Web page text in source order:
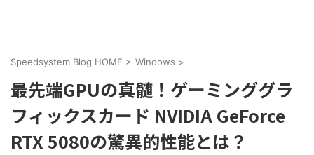
Speedsystem Blog HOME > Windows >
最先端GPUの真髄！ゲーミンググラ
フィックスカード NVIDIA GeForce
RTX 5080の驚異的性能とは？